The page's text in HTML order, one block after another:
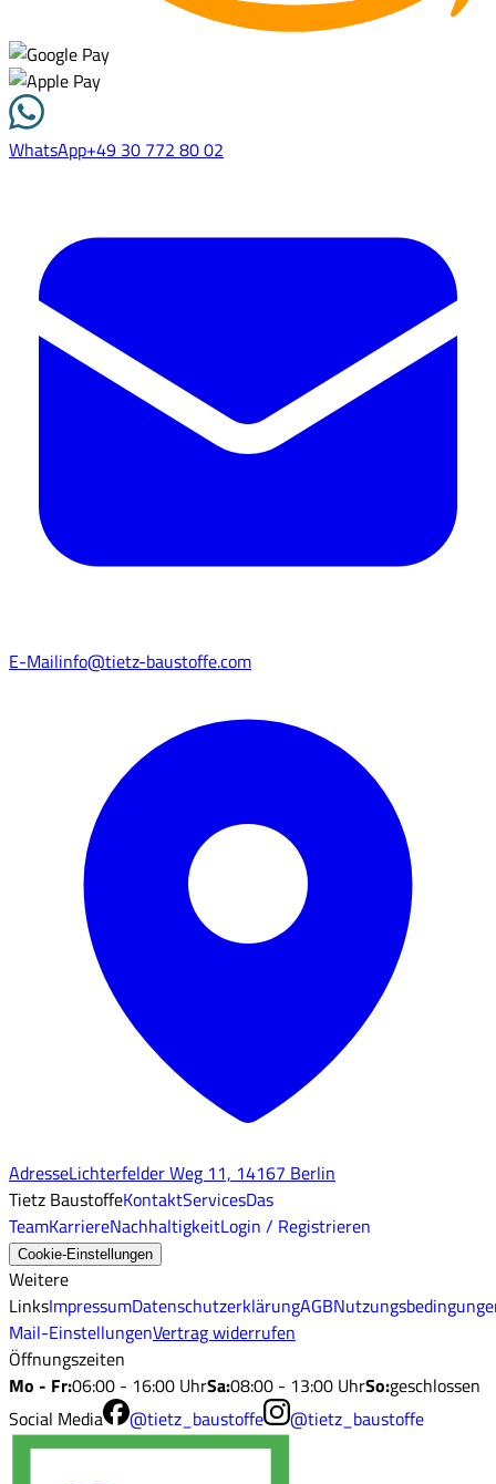
WhatsApp+49 30 772 80 02
E-Mailinfo@tietz-baustoffe.com
AdresseLichterfelder Weg 11, 14167 Berlin
Tietz BaustoffeKontaktServicesDas
TeamKarriereNachhaltigkeitLogin / Registrieren
Cookie-Einstellungen
Weitere
LinksImpressumDatenschutzerklärungAGB
Mail-EinstellungenVertrag widerrufen
Öffnungszeiten
Mo - Fr:06:00 - 16:00 UhrSa:08:00 - 13:00 UhrSo:geschlossen
Social Media
@tietz_baustoffe @tietz_baustoffe